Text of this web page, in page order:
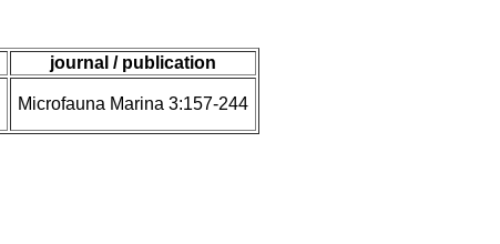
journal / publication
Microfauna Marina 3:157-244